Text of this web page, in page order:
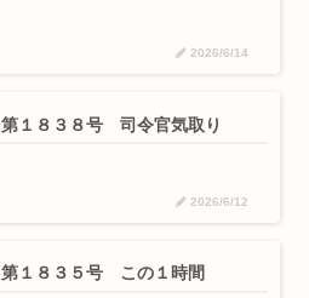
2026/6/14
第１８３８号 司令官気取り
2026/6/12
第１８３５号 この１時間